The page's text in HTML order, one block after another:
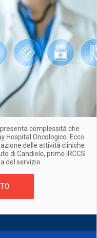
complessità che
Hospital Oncologico. Ecco
delle attività cliniche
di Candiolo, primo IRCCS
del servizio